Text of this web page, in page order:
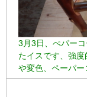
3月3日、ぺパー
たイスです、強
や変色、ペーパー